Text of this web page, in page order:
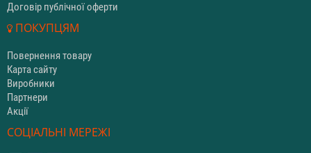
Договір публічної оферти
ПОКУПЦЯМ
Повернення товару
Карта сайту
Виробники
Партнери
Акції
СОЦІАЛЬНІ МЕРЕЖІ